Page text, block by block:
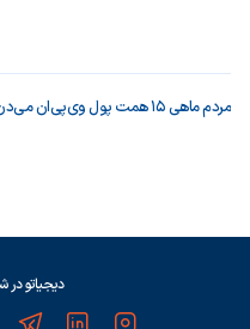
مردم ماهی ۱۵ همت پول وی‌پی‌ان می‌دن! | تک‌تاک
دیجیاتو